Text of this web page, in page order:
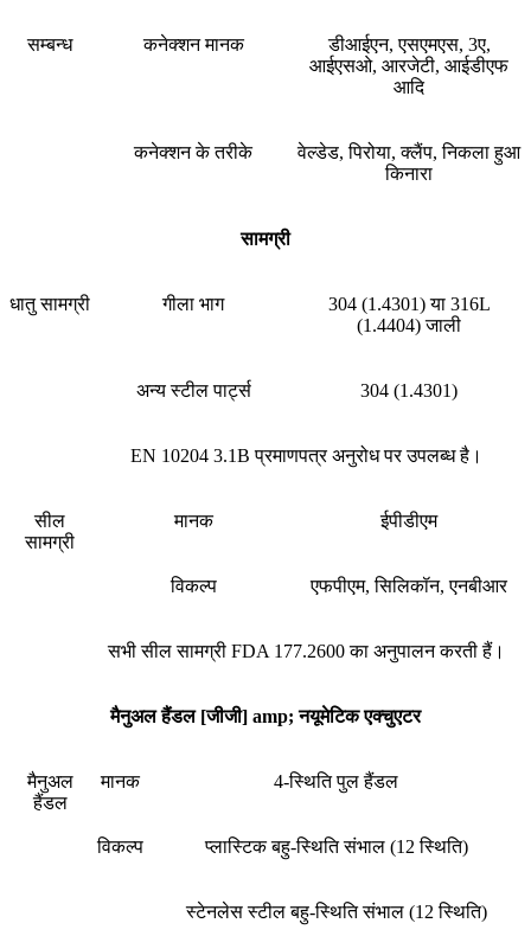
सम्बन्ध कनेक्शन मानक
डीआईएन, एसएमएस, 3ए,
आईएसओ, आरजेटी, आईडीएफ
आदि
कनेक्शन के तरीके
वेल्डेड, पिरोया, क्लैंप, निकला हुआ
किनारा
सामग्री
धातु सामग्री गीला भाग
304 (1.4301) या 316L
(1.4404) जाली
अन्य स्टील पार्ट्स 304 (1.4301)
EN 10204 3.1B प्रमाणपत्र अनुरोध पर उपलब्ध है।
सील
सामग्री
मानक ईपीडीएम
विकल्प एफपीएम, सिलिकॉन, एनबीआर
सभी सील सामग्री FDA 177.2600 का अनुपालन करती हैं।
मैनुअल हैंडल [जीजी] amp; नयूमेटिक एक्चुएटर
मैनुअल
हैंडल
मानक 4-स्थिति पुल हैंडल
विकल्प प्लास्टिक बहु-स्थिति संभाल (12 स्थिति)
स्टेनलेस स्टील बहु-स्थिति संभाल (12 स्थिति)